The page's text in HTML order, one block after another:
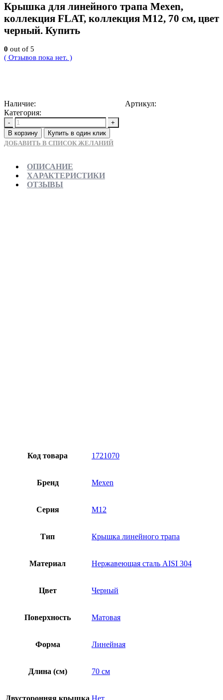
Крышка для линейного трапа Mexen,
коллекция FLAT, коллекция M12, 70 см, цвет
черный. Купить
0 out of 5
( Отзывов пока нет. )
Наличие: Артикул:
Категория:
-
+
В корзину
Купить в один клик
ДОБАВИТЬ В СПИСОК ЖЕЛАНИЙ
ОПИСАНИЕ
ХАРАКТЕРИСТИКИ
ОТЗЫВЫ
Код товара 1721070
Бренд Mexen
Серия M12
Тип Крышка линейного трапа
Материал Нержавеющая сталь AISI 304
Цвет Черный
Поверхность Матовая
Форма Линейная
Длина (см) 70 см